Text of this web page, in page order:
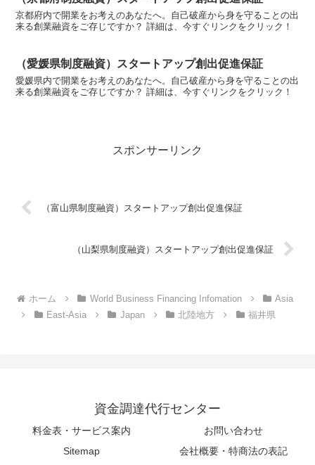
京都府内で開業をお考えのあなたへ。自己破産から身を守ることの出
来る創業融資をご存じですか？ 詳細は、今すぐリンクをクリック！
（愛媛県制度融資）スタートアップ創出促進保証
愛媛県内で開業をお考えのあなたへ。自己破産から身を守ることの出
来る創業融資をご存じですか？ 詳細は、今すぐリンクをクリック！
スポンサーリンク
（富山県制度融資）スタートアップ創出促進保証
（山梨県制度融資）スタートアップ創出促進保証
ホーム World Business Financing Infomation
Asia
East-Asia
Japan 北陸地方 福井県
資金調達代行センター
料金表・サービス案内
お問い合わせ
Sitemap
会社概要・特商法の表記